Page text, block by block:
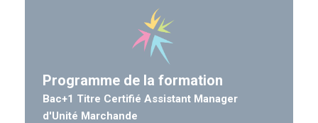
Programme de la formation
Bac+1 Titre Certifié Assistant Manager
d'Unité Marchande